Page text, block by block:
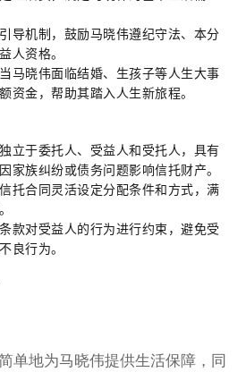
导机制，鼓励马晓伟遵纪守法、本分
人资格。
马晓伟面临结婚、生孩子等人生大事
资金，帮助其踏入人生新旅程。
立于委托人、受益人和受托人，具有
家族纠纷或债务问题影响信托财产。
托合同灵活设定分配条件和方式，满
款对受益人的行为进行约束，避免受
良行为。
单地为马晓伟提供生活保障，同